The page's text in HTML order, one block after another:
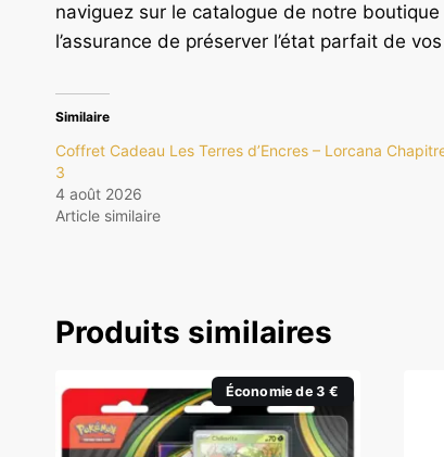
naviguez sur le catalogue de notre boutique
l’assurance de préserver l’état parfait de
Similaire
Coffret Cadeau Les Terres d’Encres – Lorcana
3
4 août 2026
Article similaire
Produits similaires
Économie de 3 €